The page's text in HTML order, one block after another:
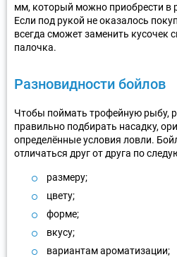
мм, который можно приобрести в
Если под рукой не оказалось
всегда сможет заменить кусочек
палочка.
Разновидности бойлов
Чтобы поймать трофейную рыбу,
правильно подбирать насадку,
определённые условия ловли.
отличаться друг от друга по
размеру;
цвету;
форме;
вкусу;
вариантам ароматизации;